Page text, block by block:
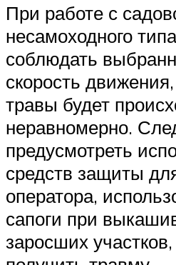
При работе с
несамоходного
соблюдать
скорость
травы будет
неравномерно.
предусмотреть
средств защиты
оператора,
сапоги при
заросших